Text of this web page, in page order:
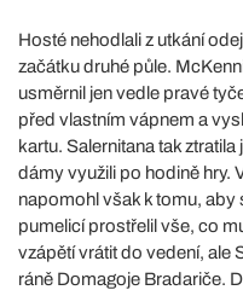
Hosté nehodlali z utkání
začátku druhé půle.
usměrnil jen vedle pravé
před vlastním vápnem a
kartu. Salernitana tak
dámy využili po hodině hry.
napomohl však k tomu, aby
pumelicí prostřelil vše, co
vzápětí vrátit do vedení, ale
ráně Domagoje Bradariče.